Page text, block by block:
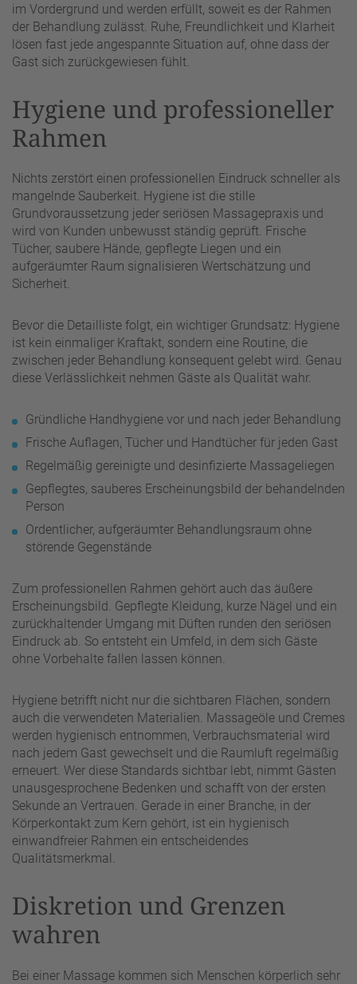
im Vordergrund und werden erfüllt, soweit es der Rahmen
der Behandlung zulässt. Ruhe, Freundlichkeit und Klarheit
lösen fast jede angespannte Situation auf, ohne dass der
Gast sich zurückgewiesen fühlt.
Hygiene und professioneller
Rahmen
Nichts zerstört einen professionellen Eindruck schneller als
mangelnde Sauberkeit. Hygiene ist die stille
Grundvoraussetzung jeder seriösen Massagepraxis und
wird von Kunden unbewusst ständig geprüft. Frische
Tücher, saubere Hände, gepflegte Liegen und ein
aufgeräumter Raum signalisieren Wertschätzung und
Sicherheit.
Bevor die Detailliste folgt, ein wichtiger Grundsatz: Hygiene
ist kein einmaliger Kraftakt, sondern eine Routine, die
zwischen jeder Behandlung konsequent gelebt wird. Genau
diese Verlässlichkeit nehmen Gäste als Qualität wahr.
Gründliche Handhygiene vor und nach jeder Behandlung
Frische Auflagen, Tücher und Handtücher für jeden Gast
Regelmäßig gereinigte und desinfizierte Massageliegen
Gepflegtes, sauberes Erscheinungsbild der behandelnden
Person
Ordentlicher, aufgeräumter Behandlungsraum ohne
störende Gegenstände
Zum professionellen Rahmen gehört auch das äußere
Erscheinungsbild. Gepflegte Kleidung, kurze Nägel und ein
zurückhaltender Umgang mit Düften runden den seriösen
Eindruck ab. So entsteht ein Umfeld, in dem sich Gäste
ohne Vorbehalte fallen lassen können.
Hygiene betrifft nicht nur die sichtbaren Flächen, sondern
auch die verwendeten Materialien. Massageöle und Cremes
werden hygienisch entnommen, Verbrauchsmaterial wird
nach jedem Gast gewechselt und die Raumluft regelmäßig
erneuert. Wer diese Standards sichtbar lebt, nimmt Gästen
unausgesprochene Bedenken und schafft von der ersten
Sekunde an Vertrauen. Gerade in einer Branche, in der
Körperkontakt zum Kern gehört, ist ein hygienisch
einwandfreier Rahmen ein entscheidendes
Qualitätsmerkmal.
Diskretion und Grenzen
wahren
Bei einer Massage kommen sich Menschen körperlich sehr